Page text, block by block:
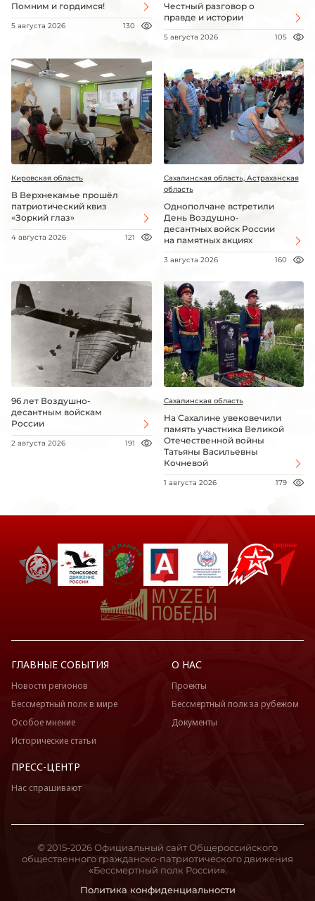
Помним и гордимся!
5 августа 2026 130
Честный разговор о
правде и истории
5 августа 2026 105
Кировская область
В Верхнекамье прошёл
патриотический квиз
«Зоркий глаз»
4 августа 2026 121
Сахалинская область, Астраханская
область
Однополчане встретили
День Воздушно-
десантных войск России
на памятных акциях
3 августа 2026 160
96 лет Воздушно-
десантным войскам
России
2 августа 2026 191
Сахалинская область
На Сахалине увековечили
память участника Великой
Отечественной войны
Татьяны Васильевны
Кочневой
1 августа 2026 179
ГЛАВНЫЕ СОБЫТИЯ
Новости регионов
Бессмертный полк в мире
Особое мнение
Исторические статьи
О НАС
Проекты
Бессмертный полк за рубежом
Документы
ПРЕСС-ЦЕНТР
Нас спрашивают
Политика конфиденциальности
© 2015-2026 Официальный сайт Общероссийского
общественного гражданско-патриотического движения
«Бессмертный полк России».